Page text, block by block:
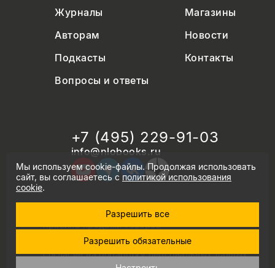
Журналы
Магазины
Авторам
Новости
Подкасты
Контакты
Вопросы и ответы
+7 (495) 229-91-03
info@nlobooks.ru
© Новое литературное обозрение. 2026
правила продажи товаров
политика использования cookie
согласие на обработку персональных данных
дизайн Дмитрия Черногаева
Мы используем cookie-файлы. Продолжая использовать
сайт, вы соглашаетесь сполитикой использования
cookie.
Разрешить все
Разрешить обязательные